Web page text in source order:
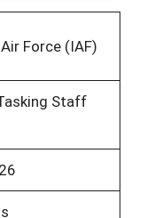
Force (IAF)
Staff